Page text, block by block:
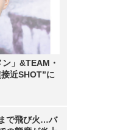
ン」&TEAM・
近SHOT”に
で飛び火…バ